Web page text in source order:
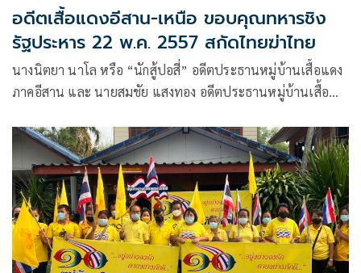
อดีตเสื้อแดงอีสาน-เหนือ ขอบคุณทหารชิง
รัฐประหาร 22 พ.ค. 2557 สกัดไทยฆ่าไทย
นางนิตยา นาโล หรือ “นักสู้ปอสี่” อดีตประธานหมู่บ้านเสื้อแดง
ภาคอีสาน และ นายสมชัย แสงทอง อดีตประธานหมู่บ้านเสื้อ